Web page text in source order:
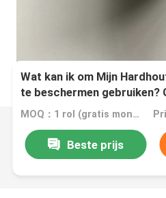
Wat kan ik om Mijn
te beschermen gebruiken?
Vervaardiging die
Broodjes vloeren
MOQ：1 rol (gratis monster van A4-formaat)
Beste prijs